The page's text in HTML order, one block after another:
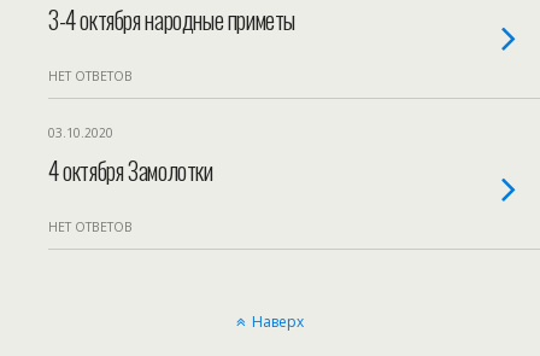
3-4 октября народные приметы
НЕТ ОТВЕТОВ
03.10.2020
4 октября Замолотки
НЕТ ОТВЕТОВ
Наверх